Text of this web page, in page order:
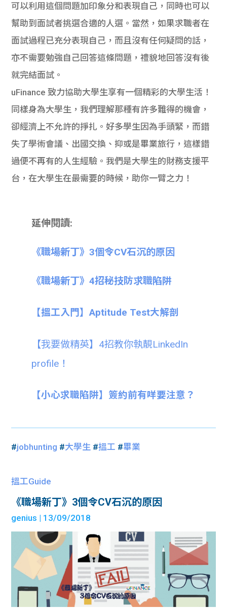
可以利用這個問題加印象分和表現自己，同時也可以
幫助到面試者挑選合適的人選。當然，如果求職者在
面試過程已充分表現自己，而且沒有任何疑問的話，
亦不需要勉強自己回答這條問題，禮貌地回答沒有後
就完結面試。
uFinance 致力協助大學生享有一個精彩的大學生活！
同樣身為大學生，我們理解那種有許多難得的機會，
卻經濟上不允許的掙扎。好多學生因為手頭緊，而錯
失了學術會議、出國交換、抑或是畢業旅行，這樣錯
過便不再有的人生經驗。我們是大學生的財務支援平
台，在大學生在最需要的時候，助你一臂之力！
延伸閱讀:
《職場新丁》3個令CV石沉的原因
《職場新丁》4招秘技防求職陷阱
【搵工入門】Aptitude Test大解剖
【我要做精英】4招教你執靚LinkedIn
profile！
【小心求職陷阱】簽約前有咩要注意？
#jobhunting #大學生 #搵工 #畢業
搵工Guide
《職場新丁》3個令CV石沉的原因
genius | 13/09/2018